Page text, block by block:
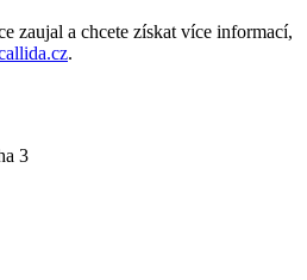
zaujal a chcete získat více informací,
.
3